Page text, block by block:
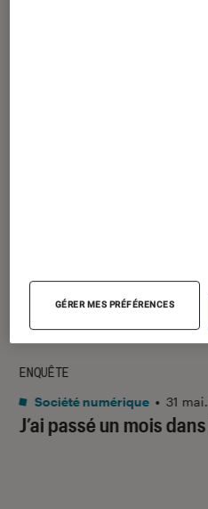
J’ai passé un mois
ENQUÊTE
Société numérique • 31
GÉRER MES PRÉFÉRENCES